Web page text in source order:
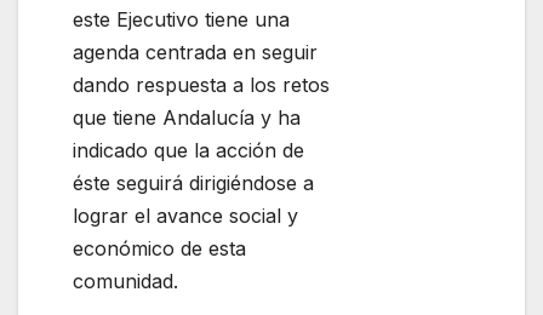
este Ejecutivo tiene una
agenda centrada en seguir
dando respuesta a los retos
que tiene Andalucía y ha
indicado que la acción de
éste seguirá dirigiéndose a
lograr el avance social y
económico de esta
comunidad.